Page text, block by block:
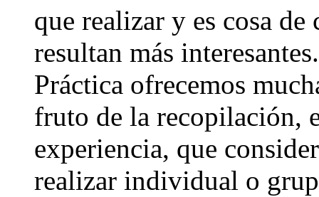
que realizar y es cosa
resultan más
Práctica ofrecemos
fruto de la recopilación,
experiencia, que
realizar individual o